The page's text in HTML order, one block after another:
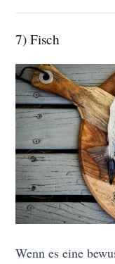
7) Fisch
Wenn es eine